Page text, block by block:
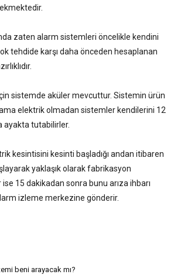
zaten alarm sistemleri öncelikle kendini
tehdide karşı daha önceden hesaplanan
sistemde aküler mevcuttur. Sistemin ürün
elektrik olmadan sistemler kendilerini 12
ayakta tutabilirler.
kesintisini kesinti başladığı andan itibaren
yaklaşık olarak fabrikasyon
ise 15 dakikadan sonra bunu arıza ihbarı
izleme merkezine gönderir.
beni arayacak mı?